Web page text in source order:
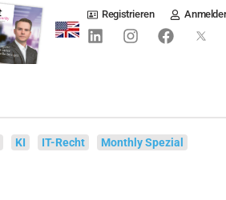
Registrieren
KI IT-Recht Monthly Spezial